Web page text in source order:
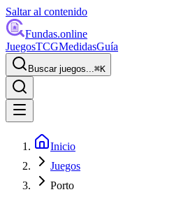
Saltar al contenido
Fundas.online
JuegosTCGMedidasGuía
Buscar juegos...⌘K
Inicio
Juegos
Porto